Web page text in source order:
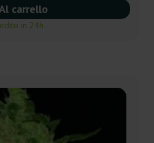
carrello
in 24h